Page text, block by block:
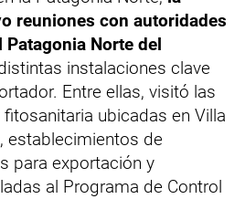
reuniones con autoridades
Patagonia Norte del
instalaciones clave
Entre ellas, visitó las
ubicadas en Villa
establecimientos de
para exportación y
al Programa de Control